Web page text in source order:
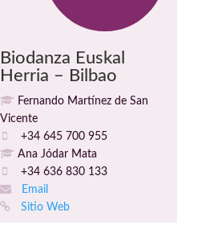
Biodanza Euskal
Herria – Bilbao
Fernando Martínez de San
Vicente
+34 645 700 955
Ana Jódar Mata
+34 636 830 133
Email
Sitio Web